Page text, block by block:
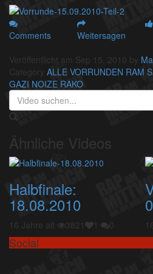
Comments Weitersagen
Veröffentlicht am Sep 15, 2010 by
Category ALLE VORRUNDEN RAM
GAZI NOIZE RAKO
Ähnliche Videos
Halbfinale:
18.08.2010
16 Jahre alt 3821 0
Social